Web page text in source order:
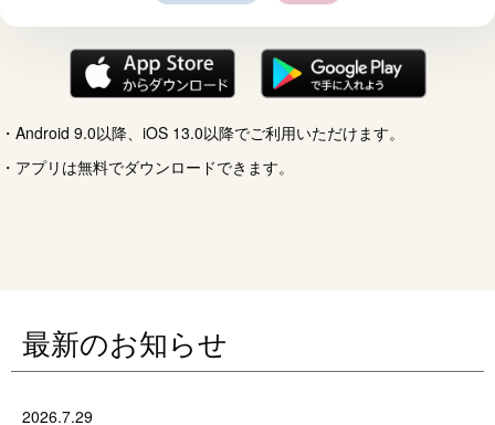
Android 9.0以降、iOS 13.0以降でご利用いただけます。
アプリは無料でダウンロードできます。
最新のお知らせ
2026.7.29